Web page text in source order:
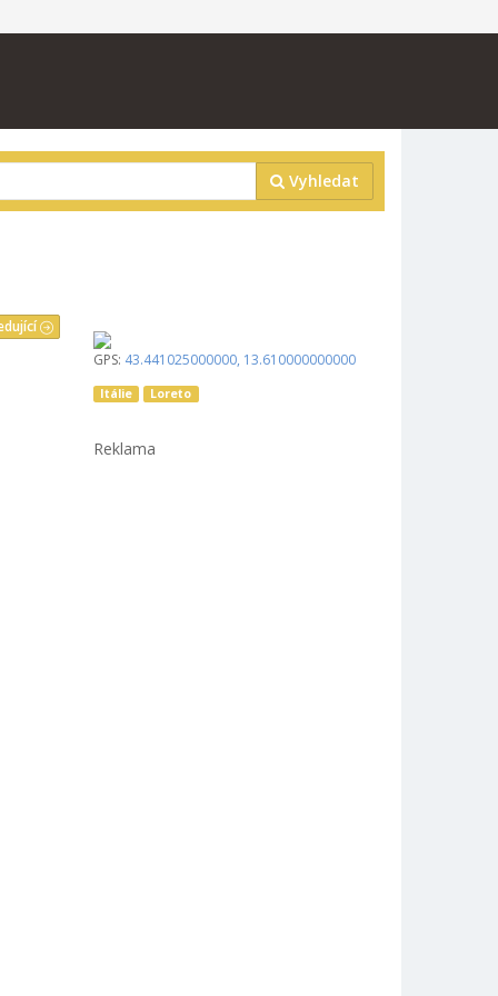
Vyhledat
GPS: 43.441025000000, 13.610000000000
Itálie Loreto
Reklama